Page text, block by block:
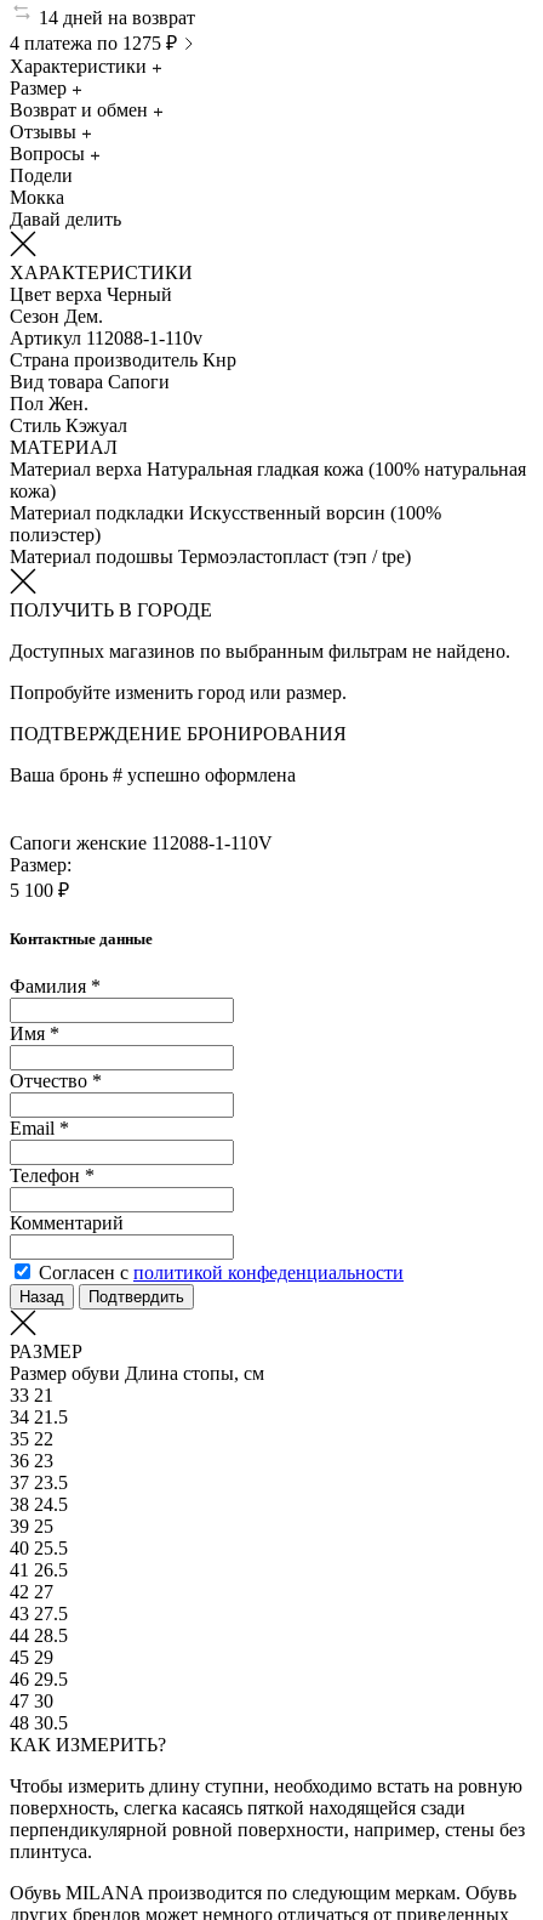
14 дней на возврат
4 платежа по 1275 ₽
Характеристики
Размер
Возврат и обмен
Отзывы
Вопросы
Подели
Мокка
Давай делить
ХАРАКТЕРИСТИКИ
Цвет верха Черный
Сезон Дем.
Артикул 112088-1-110v
Страна производитель Кнр
Вид товара Сапоги
Пол Жен.
Стиль Кэжуал
МАТЕРИАЛ
Материал верха Натуральная гладкая кожа (100% натуральная
кожа)
Материал подкладки Искусственный ворсин (100%
полиэстер)
Материал подошвы Термоэластопласт (тэп / tpe)
ПОЛУЧИТЬ В ГОРОДЕ
Доступных магазинов по выбранным фильтрам не найдено.
Попробуйте изменить город или размер.
ПОДТВЕРЖДЕНИЕ БРОНИРОВАНИЯ
Ваша бронь # успешно оформлена
Сапоги женские 112088-1-110V
Размер:
5 100 ₽
Контактные данные
Фамилия *
Имя *
Отчество *
Email *
Телефон *
Комментарий
Согласен с политикой конфеденциальности
Назад Подтвердить
РАЗМЕР
Размер обуви Длина стопы, см
33 21
34 21.5
35 22
36 23
37 23.5
38 24.5
39 25
40 25.5
41 26.5
42 27
43 27.5
44 28.5
45 29
46 29.5
47 30
48 30.5
КАК ИЗМЕРИТЬ?
Чтобы измерить длину ступни, необходимо встать на ровную
поверхность, слегка касаясь пяткой находящейся сзади
перпендикулярной ровной поверхности, например, стены без
плинтуса.
Обувь MILANA производится по следующим меркам. Обувь
других брендов может немного отличаться от приведенных